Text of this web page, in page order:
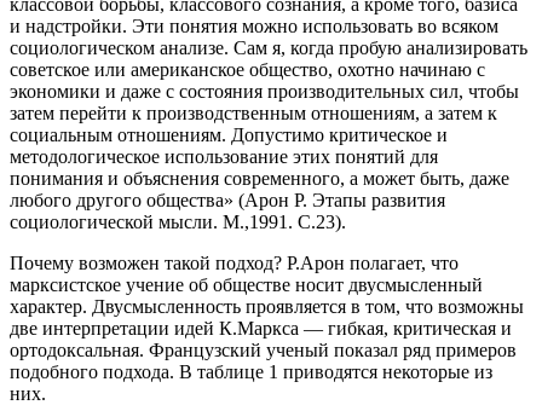
и надстройки. Эти понятия можно использовать во всяком
социологическом анализе. Сам я, когда пробую анализировать
советское или американское общество, охотно начинаю с
экономики и даже с состояния производительных сил, чтобы
затем перейти к производственным отношениям, а затем к
социальным отношениям. Допустимо критическое и
методологическое использование этих понятий для
понимания и объяснения современного, а может быть, даже
любого другого общества» (Арон Р. Этапы развития
социологической мысли. М.,1991. С.23).
Почему возможен такой подход? Р.Арон полагает, что
марксистское учение об обществе носит двусмысленный
характер. Двусмысленность проявляется в том, что возможны
две интерпретации идей К.Маркса — гибкая, критическая и
ортодоксальная. Французский ученый показал ряд примеров
подобного подхода. В таблице 1 приводятся некоторые из
них.